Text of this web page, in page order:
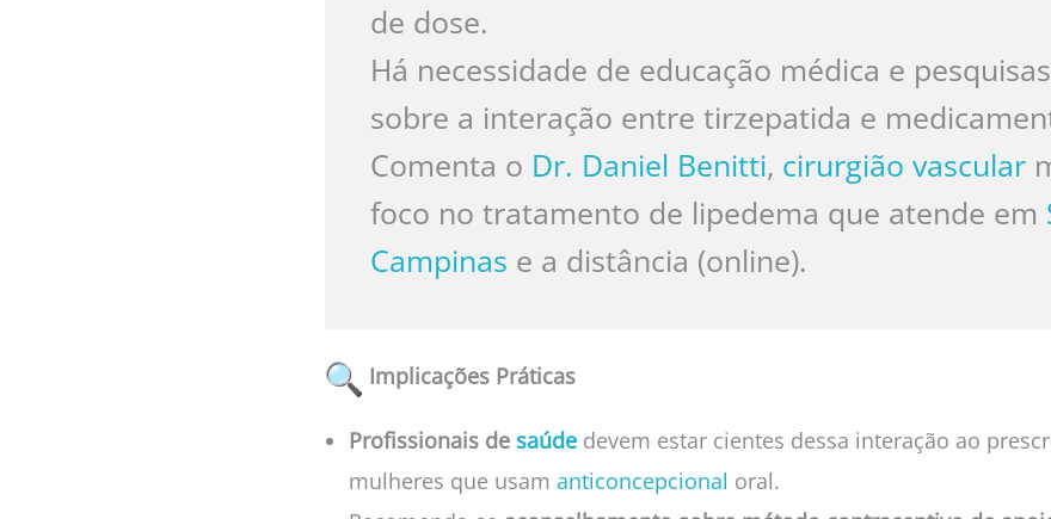
de dose.
Há necessidade de educação médica e
sobre a interação entre tirzepatida e
Comenta o Dr. Daniel Benitti, cirurgião vascular
foco no tratamento de lipedema que atende em
Campinas e a distância (online).
Implicações Práticas
Profissionais de saúdedevem estar cientes dessa interação ao
mulheres que usam anticoncepcional oral.